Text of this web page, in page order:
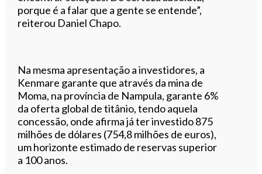
porque é a falar que a gente se entende”,
reiterou Daniel Chapo.
Na mesma apresentação a investidores, a
Kenmare garante que através da mina de
Moma, na província de Nampula, garante 6%
da oferta global de titânio, tendo aquela
concessão, onde afirma já ter investido 875
milhões de dólares (754,8 milhões de euros),
um horizonte estimado de reservas superior
a 100 anos.